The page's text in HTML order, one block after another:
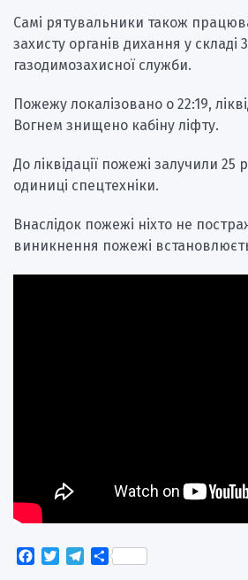
Самі рятувальники також
захисту органів дихання у складі
газодимозахисної служби.
Пожежу локалізовано о 22:19,
Вогнем знищено кабіну ліфту.
До ліквідації пожежі залучили 25
одиниці спецтехніки.
Внаслідок пожежі ніхто не
виникнення пожежі
Facebook
TwitterTelegram
Поділитися